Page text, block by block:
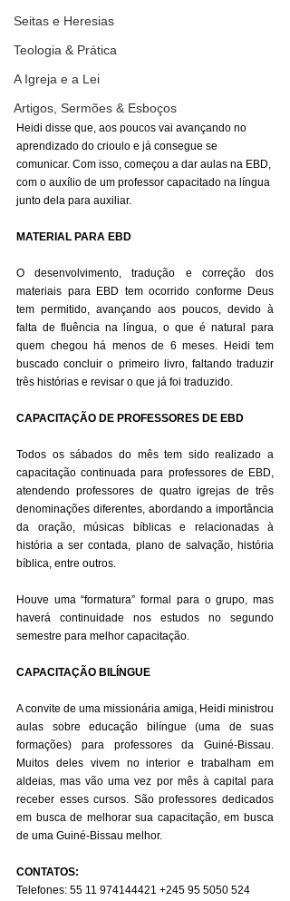
Seitas e Heresias
Teologia & Prática
A Igreja e a Lei
Artigos, Sermões & Esboços
Heidi disse que, aos poucos vai avançando no
aprendizado do crioulo e já consegue se
comunicar. Com isso, começou a dar aulas na EBD,
com o auxílio de um professor capacitado na língua
junto dela para auxiliar.
MATERIAL PARA EBD
O desenvolvimento, tradução e correção dos
materiais para EBD tem ocorrido conforme Deus
tem permitido, avançando aos poucos, devido à
falta de fluência na língua, o que é natural para
quem chegou há menos de 6 meses. Heidi tem
buscado concluir o primeiro livro, faltando traduzir
três histórias e revisar o que já foi traduzido.
CAPACITAÇÃO DE PROFESSORES DE EBD
Todos os sábados do mês tem sido realizado a
capacitação continuada para professores de EBD,
atendendo professores de quatro igrejas de três
denominações diferentes, abordando a importância
da oração, músicas bíblicas e relacionadas à
história a ser contada, plano de salvação, história
bíblica, entre outros.
Houve uma “formatura” formal para o grupo, mas
haverá continuidade nos estudos no segundo
semestre para melhor capacitação.
CAPACITAÇÃO BILÍNGUE
A convite de uma missionária amiga, Heidi ministrou
aulas sobre educação bilíngue (uma de suas
formações) para professores da Guiné-Bissau.
Muitos deles vivem no interior e trabalham em
aldeias, mas vão uma vez por mês à capital para
receber esses cursos. São professores dedicados
em busca de melhorar sua capacitação, em busca
de uma Guiné-Bissau melhor.
CONTATOS:
Telefones: 55 11 974144421 +245 95 5050 524